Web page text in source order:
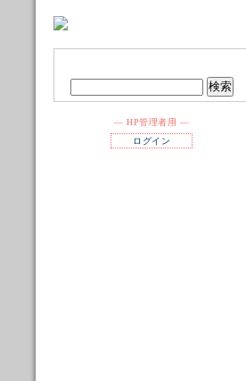
― HP管理者用 ―
ログイン